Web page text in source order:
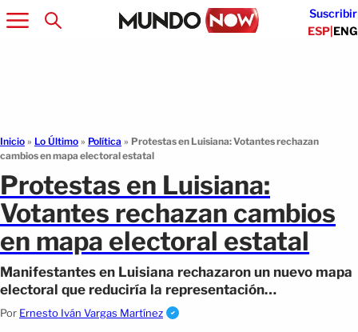
Suscribir
ESP|ENG
Inicio » Lo Último » Política » Protestas en Luisiana: Votantes rechazan
cambios en mapa electoral estatal
Protestas en Luisiana:
Votantes rechazan cambios
en mapa electoral estatal
Manifestantes en Luisiana rechazaron un nuevo mapa
electoral que reduciría la representación
afroamericana y favorecería a los republicanos.
Por Ernesto Iván Vargas Martínez